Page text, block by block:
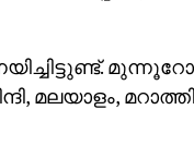
മലയാളം,